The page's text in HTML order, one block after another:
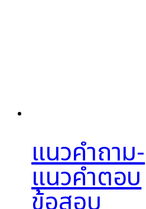
แนวคำถาม-
แนวคำตอบ